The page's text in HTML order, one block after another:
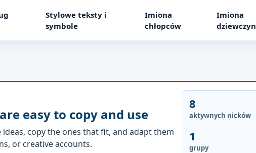
Stylowe teksty i
symbole
Imiona
chłopców
Imiona
dziewczyn
easy to copy and use
copy the ones that fit, and adapt them
or creative accounts.
8
aktywnych nicków
1
grupy